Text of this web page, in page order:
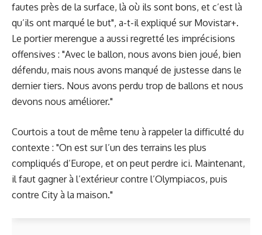
fautes près de la surface, là où ils sont bons, et c’est là
qu’ils ont marqué le but", a-t-il expliqué sur Movistar+.
Le portier merengue a aussi regretté les imprécisions
offensives : "Avec le ballon, nous avons bien joué, bien
défendu, mais nous avons manqué de justesse dans le
dernier tiers. Nous avons perdu trop de ballons et nous
devons nous améliorer."
Courtois a tout de même tenu à rappeler la difficulté du
contexte : "On est sur l’un des terrains les plus
compliqués d’Europe, et on peut perdre ici. Maintenant,
il faut gagner à l’extérieur contre l’Olympiacos, puis
contre City à la maison."